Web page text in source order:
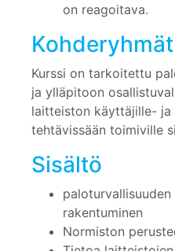
on reagoitava.
Kohderyhmät
Kurssi on tarkoitettu
ja ylläpitoon
laitteiston käyttäjille- ja
tehtävissään toimiville
Sisältö
rakentuminen
Normiston